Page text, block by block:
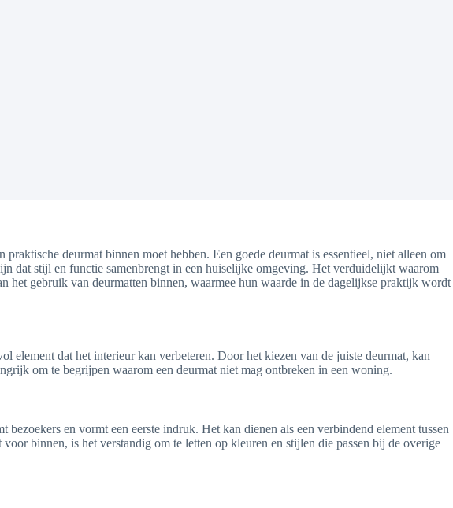
deurmat binnen moet hebben. Een goede deurmat is essentieel, niet alleen om
dat stijl en functie samenbrengt in een huiselijke omgeving. Het verduidelijkt waarom
het gebruik van deurmatten binnen, waarmee hun waarde in de dagelijkse praktijk wordt
element dat het interieur kan verbeteren. Door het kiezen van de juiste deurmat, kan
om te begrijpen waarom een deurmat niet mag ontbreken in een woning.
en vormt een eerste indruk. Het kan dienen als een verbindend element tussen
binnen, is het verstandig om te letten op kleuren en stijlen die passen bij de overige